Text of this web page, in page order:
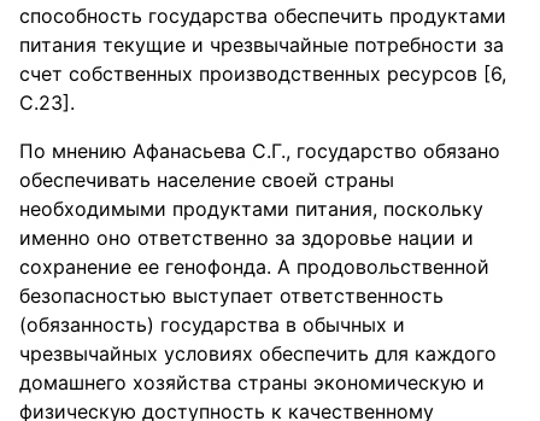
способность государства обеспечить продуктами
питания текущие и чрезвычайные потребности за
счет собственных производственных ресурсов [6,
С.23].
По мнению Афанасьева С.Г., государство обязано
обеспечивать население своей страны
необходимыми продуктами питания, поскольку
именно оно ответственно за здоровье нации и
сохранение ее генофонда. А продовольственной
безопасностью выступает ответственность
(обязанность) государства в обычных и
чрезвычайных условиях обеспечить для каждого
домашнего хозяйства страны экономическую и
физическую доступность к качественному